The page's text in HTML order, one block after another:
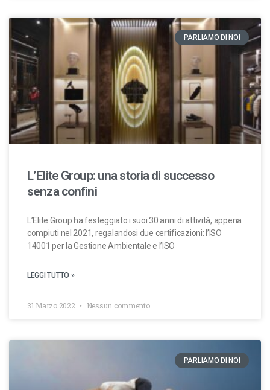
PARLIAMO DI NOI
L’Elite Group: una storia di successo
senza confini
L’Elite Group ha festeggiato i suoi 30 anni di attività, appena
compiuti nel 2021, regalandosi due certificazioni: l’ISO
14001 per la Gestione Ambientale e l’ISO
LEGGI TUTTO »
31 Marzo 2022 Nessun commento
PARLIAMO DI NOI